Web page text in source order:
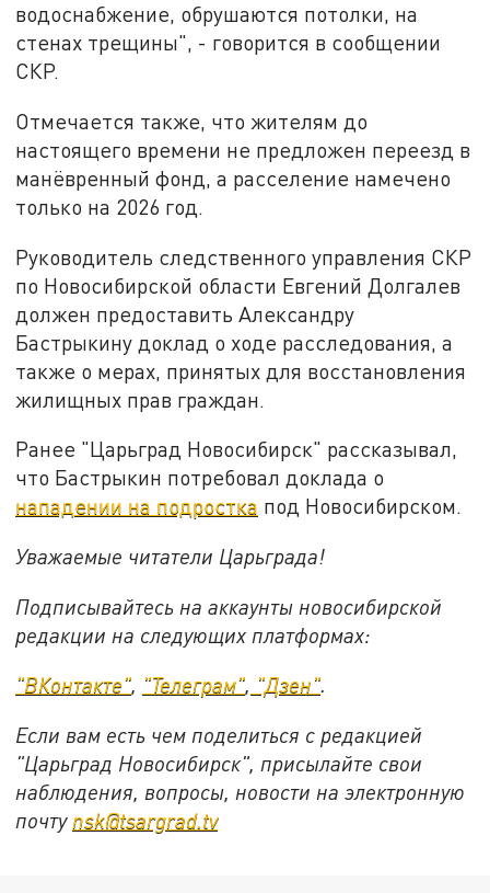
водоснабжение, обрушаются потолки, на
стенах трещины", - говорится в сообщении
СКР.
Отмечается также, что жителям до
настоящего времени не предложен переезд в
манёвренный фонд, а расселение намечено
только на 2026 год.
Руководитель следственного управления СКР
по Новосибирской области Евгений Долгалев
должен предоставить Александру
Бастрыкину доклад о ходе расследования, а
также о мерах, принятых для восстановления
жилищных прав граждан.
Ранее "Царьград Новосибирск" рассказывал,
что Бастрыкин потребовал доклада о
нападении на подростка под Новосибирском.
Уважаемые читатели Царьграда!
Подписывайтесь на аккаунты новосибирской
редакции на следующих платформах:
"ВКонтакте", "Телеграм", "Дзен".
Если вам есть чем поделиться с редакцией
"Царьград Новосибирск", присылайте свои
наблюдения, вопросы, новости на электронную
почту nsk@tsargrad.tv